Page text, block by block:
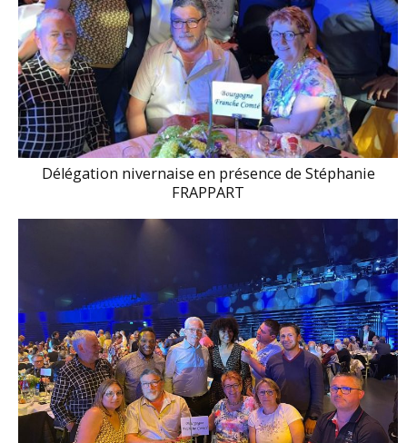
Délégation nivernaise en présence de Stéphanie
FRAPPART